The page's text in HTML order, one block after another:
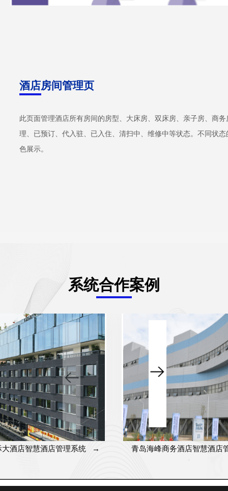
酒店房间管理页
此页面管理酒店所有房间的房型、大床房、双床房、亲子房、商
理、已预订、代入驻、已入住、清扫中、维修中等状态。不同状
色展示。
系统合作案例
大酒店智慧酒店管理系统 →
青岛海峰商务酒店智慧酒店